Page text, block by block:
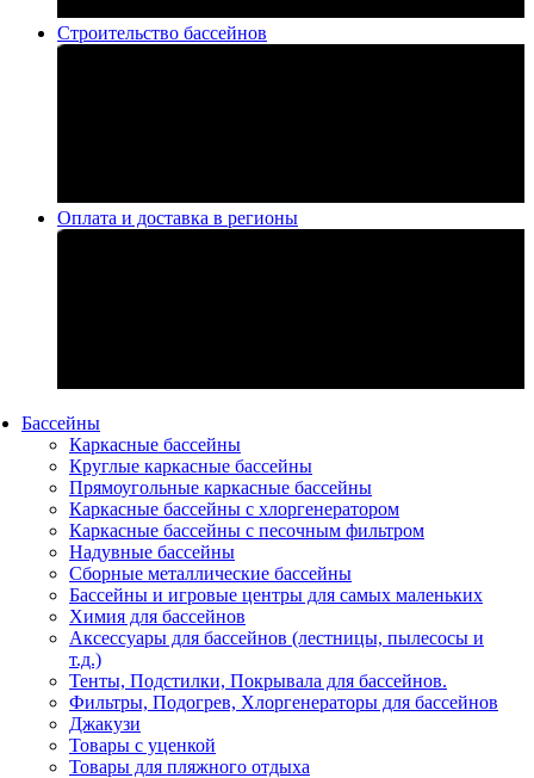
Строительство бассейнов
Оплата и доставка в регионы
Бассейны
Каркасные бассейны
Круглые каркасные бассейны
Прямоугольные каркасные бассейны
Каркасные бассейны с хлоргенератором
Каркасные бассейны с песочным фильтром
Надувные бассейны
Сборные металлические бассейны
Бассейны и игровые центры для самых маленьких
Химия для бассейнов
Аксессуары для бассейнов (лестницы, пылесосы и
т.д.)
Тенты, Подстилки, Покрывала для бассейнов.
Фильтры, Подогрев, Хлоргенераторы для бассейнов
Джакузи
Товары с уценкой
Товары для пляжного отдыха